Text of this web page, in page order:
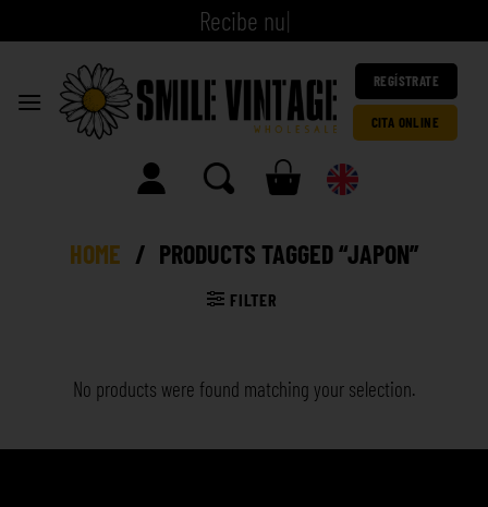
Recib |
REGÍSTRATE
CITA ONLINE
HOME / PRODUCTS TAGGED “JAPON”
FILTER
No products were found matching your selection.